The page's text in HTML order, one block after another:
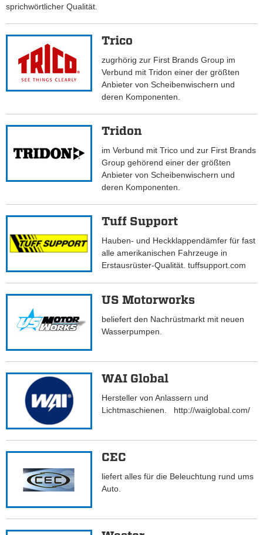
sprichwörtlicher Qualität.
Trico
zugrhörig zur First Brands Group im
Verbund mit Tridon einer der größten
Anbieter von Scheibenwischern und
deren Komponenten.
Tridon
im Verbund mit Trico und zur First Brands
Group gehörend einer der größten
Anbieter von Scheibenwischern und
deren Komponenten.
Tuff Support
Hauben- und Heckklappendämfer für fast
alle amerikanischen Fahrzeuge in
Erstausrüster-Qualität. tuffsupport.com
US Motorworks
beliefert den Nachrüstmarkt mit neuen
Wasserpumpen.
WAI Global
Hersteller von Anlassern und
Lichtmaschienen. http://waiglobal.com/
CEC
liefert alles für die Beleuchtung rund ums
Auto.